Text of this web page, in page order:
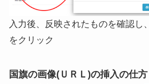
入力後、反映されたものを確認し
をクリック
国旗の画像(ＵＲＬ)の挿入の仕方